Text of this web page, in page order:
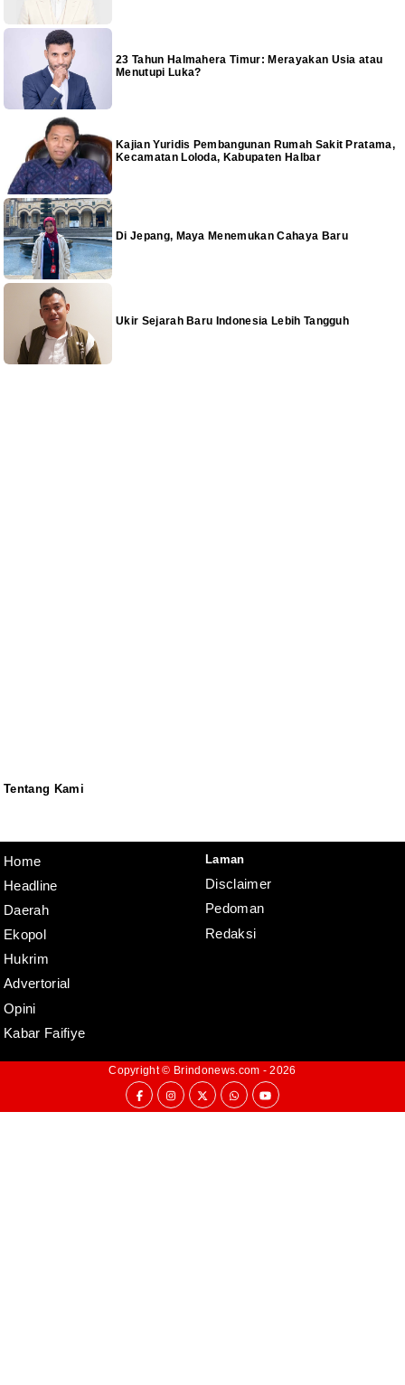
23 Tahun Halmahera Timur: Merayakan Usia atau
Menutupi Luka?
Kajian Yuridis Pembangunan Rumah Sakit Pratama,
Kecamatan Loloda, Kabupaten Halbar
Di Jepang, Maya Menemukan Cahaya Baru
Ukir Sejarah Baru Indonesia Lebih Tangguh
Tentang Kami
Home
Headline
Daerah
Ekopol
Hukrim
Advertorial
Opini
Kabar Faifiye
Laman
Disclaimer
Pedoman
Redaksi
Copyright © Brindonews.com - 2026